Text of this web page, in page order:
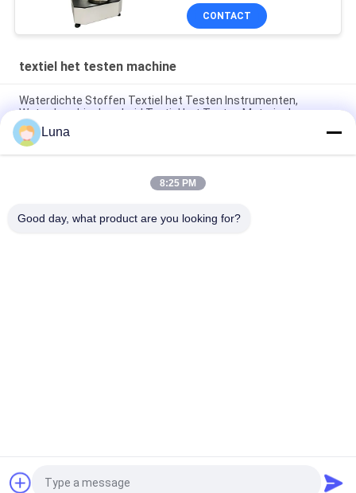
Touch screen
CONTACT
textiel het testen machine
Waterdichte Stoffen Textiel het Testen Instrumenten,
Waterdoordringbaarheid Textiel het Testen Materiaal
Volledig Automatisch de Doordringbaarheidsmeetapparaat
van de Stoffenlucht, Geen Verkleuring en Geen Oxydatie
Automatische rollende machine voor niet-geweven stoffen.
Vraag een offerte aan
Luna
8:25 PM
Good day, what product are you looking for?